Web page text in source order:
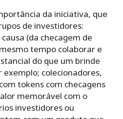
da iniciativa, que
de investidores:
(da checagem de
tempo colaborar e
do que um brinde
exemplo; colecionadores,
tokens com checagens
memorável com o
investidores ou